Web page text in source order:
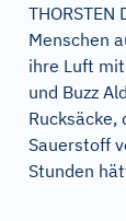
THORSTEN
Menschen
ihre Luft
und Buzz
Rucksäcke,
Sauerstoff
Stunden